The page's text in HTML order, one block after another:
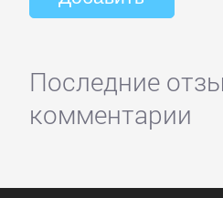
Последние
комментарии